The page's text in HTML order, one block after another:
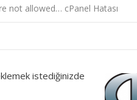
not allowed… cPanel Hatası
istediğinizde